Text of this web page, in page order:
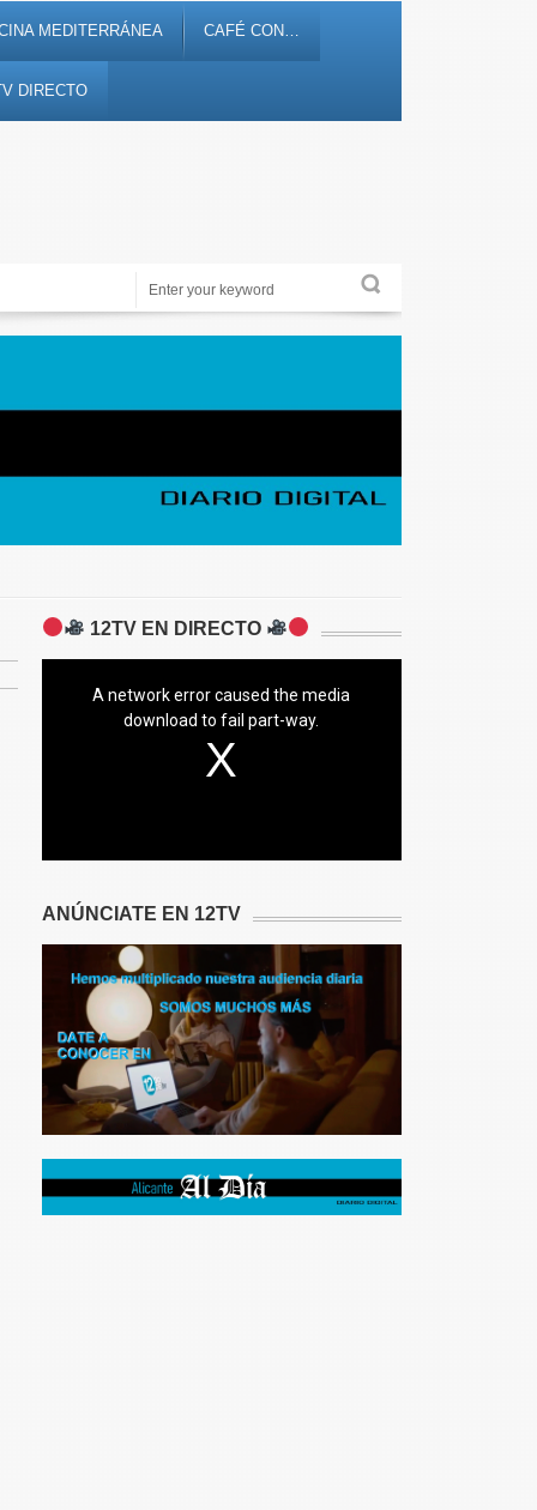
MEDITERRÁNEA CAFÉ CON…
DIRECTO
Noticias, debates, fiestas, cultura, ocio y entretenimiento
12TV EN DIRECTO
A network error caused the media
download to fail part-way.
ANÚNCIATE EN 12TV